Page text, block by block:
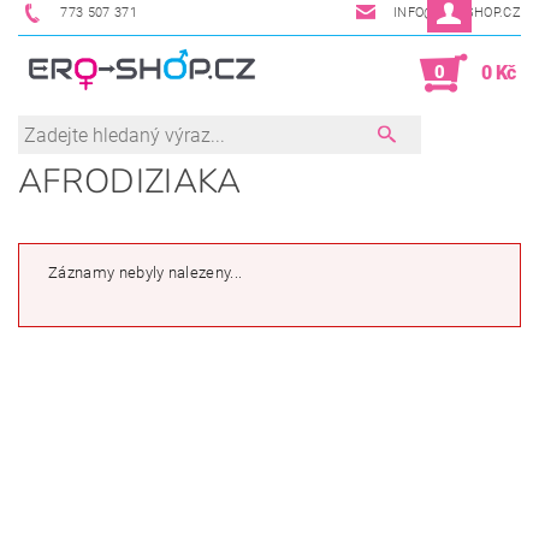
773 507 371 INFO@ERO-SHOP.CZ
0 0 Kč
AFRODIZIAKA
Záznamy nebyly nalezeny...